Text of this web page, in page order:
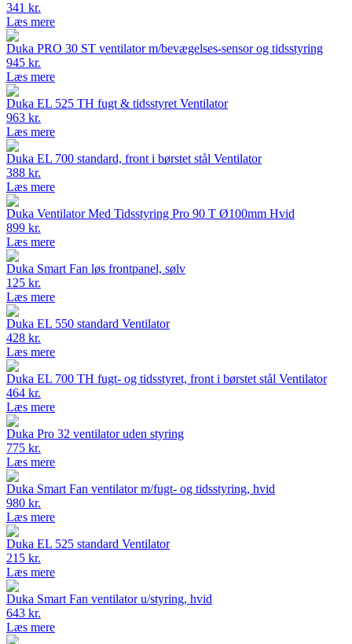
341 kr.
Læs mere
Duka PRO 30 ST ventilator m/bevægelses-sensor og tidsstyring
945 kr.
Læs mere
Duka EL 525 TH fugt & tidsstyret Ventilator
963 kr.
Læs mere
Duka EL 700 standard, front i børstet stål Ventilator
388 kr.
Læs mere
Duka Ventilator Med Tidsstyring Pro 90 T Ø100mm Hvid
899 kr.
Læs mere
Duka Smart Fan løs frontpanel, sølv
125 kr.
Læs mere
Duka EL 550 standard Ventilator
428 kr.
Læs mere
Duka EL 700 TH fugt- og tidsstyret, front i børstet stål Ventilator
464 kr.
Læs mere
Duka Pro 32 ventilator uden styring
775 kr.
Læs mere
Duka Smart Fan ventilator m/fugt- og tidsstyring, hvid
980 kr.
Læs mere
Duka EL 525 standard Ventilator
215 kr.
Læs mere
Duka Smart Fan ventilator u/styring, hvid
643 kr.
Læs mere